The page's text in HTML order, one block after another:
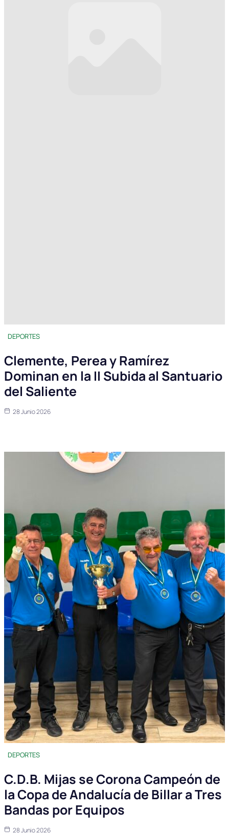
DEPORTES
Clemente, Perea y Ramírez
Dominan en la II Subida al Santuario
del Saliente
28 Junio 2026
DEPORTES
C.D.B. Mijas se Corona Campeón de
la Copa de Andalucía de Billar a Tres
Bandas por Equipos
28 Junio 2026